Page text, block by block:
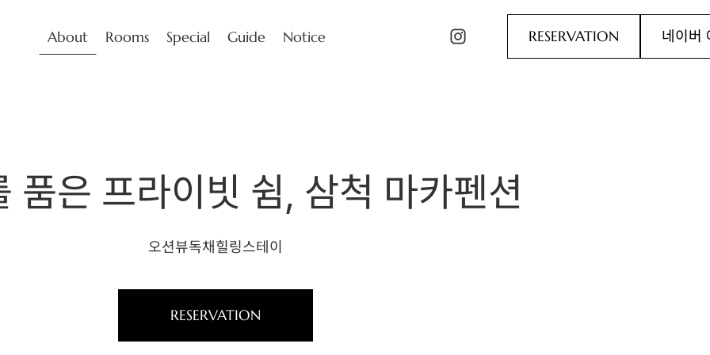
About Rooms Special Guide Notice RESERVATION 네이버
품은 프라이빗 쉼, 삼척 마카펜션
오션뷰독채힐링스테이
RESERVATION